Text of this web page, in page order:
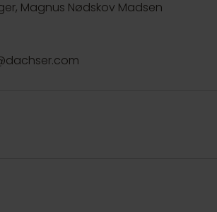
Magnus Nødskov Madsen